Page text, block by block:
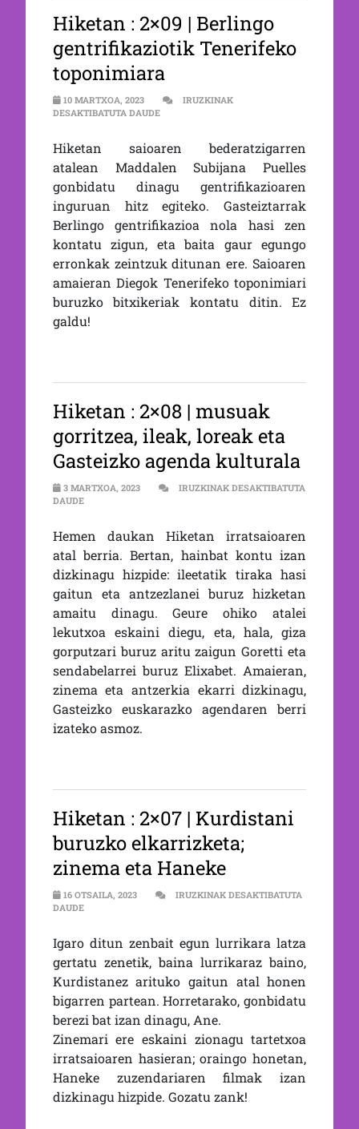
Hiketan : 2×09 | Berlingo
gentrifikaziotik Tenerifeko
toponimiara
10 MARTXOA, 2023
IRUZKINAK
DESAKTIBATUTA DAUDE2×09 | BERLINGO GENTRIFIKAZIOTIK
Hiketan saioaren bederatzigarren
atalean Maddalen Subijana Puelles
gonbidatu dinagu gentrifikazioaren
inguruan hitz egiteko. Gasteiztarrak
Berlingo gentrifikazioa nola hasi zen
kontatu zigun, eta baita gaur egungo
erronkak zeintzuk ditunan ere. Saioaren
amaieran Diegok Tenerifeko toponimiari
buruzko bitxikeriak kontatu ditin. Ez
galdu!
Hiketan : 2×08 | musuak
gorritzea, ileak, loreak eta
Gasteizko agenda kulturala
3 MARTXOA, 2023
IRUZKINAK DESAKTIBATUTA
DAUDE2×08 | MUSUAK GORRITZEA, ILEAK, LOREAK ETA GASTEIZKO
Hemen daukan Hiketan irratsaioaren
atal berria. Bertan, hainbat kontu izan
dizkinagu hizpide: ileetatik tiraka hasi
gaitun eta antzezlanei buruz hizketan
amaitu dinagu. Geure ohiko atalei
lekutxoa eskaini diegu, eta, hala, giza
gorputzari buruz aritu zaigun Goretti eta
sendabelarrei buruz Elixabet. Amaieran,
zinema eta antzerkia ekarri dizkinagu,
Gasteizko euskarazko agendaren berri
izateko asmoz.
Hiketan : 2×07 | Kurdistani
buruzko elkarrizketa;
zinema eta Haneke
16 OTSAILA, 2023
IRUZKINAK DESAKTIBATUTA
DAUDE2×07 | KURDISTANI BURUZKO ELKARRIZKETA; ZINEMA ETA
Igaro ditun zenbait egun lurrikara latza
gertatu zenetik, baina lurrikaraz baino,
Kurdistanez arituko gaitun atal honen
bigarren partean. Horretarako, gonbidatu
berezi bat izan dinagu, Ane.
Zinemari ere eskaini zionagu tartetxoa
irratsaioaren hasieran; oraingo honetan,
Haneke zuzendariaren filmak izan
dizkinagu hizpide. Gozatu zank!